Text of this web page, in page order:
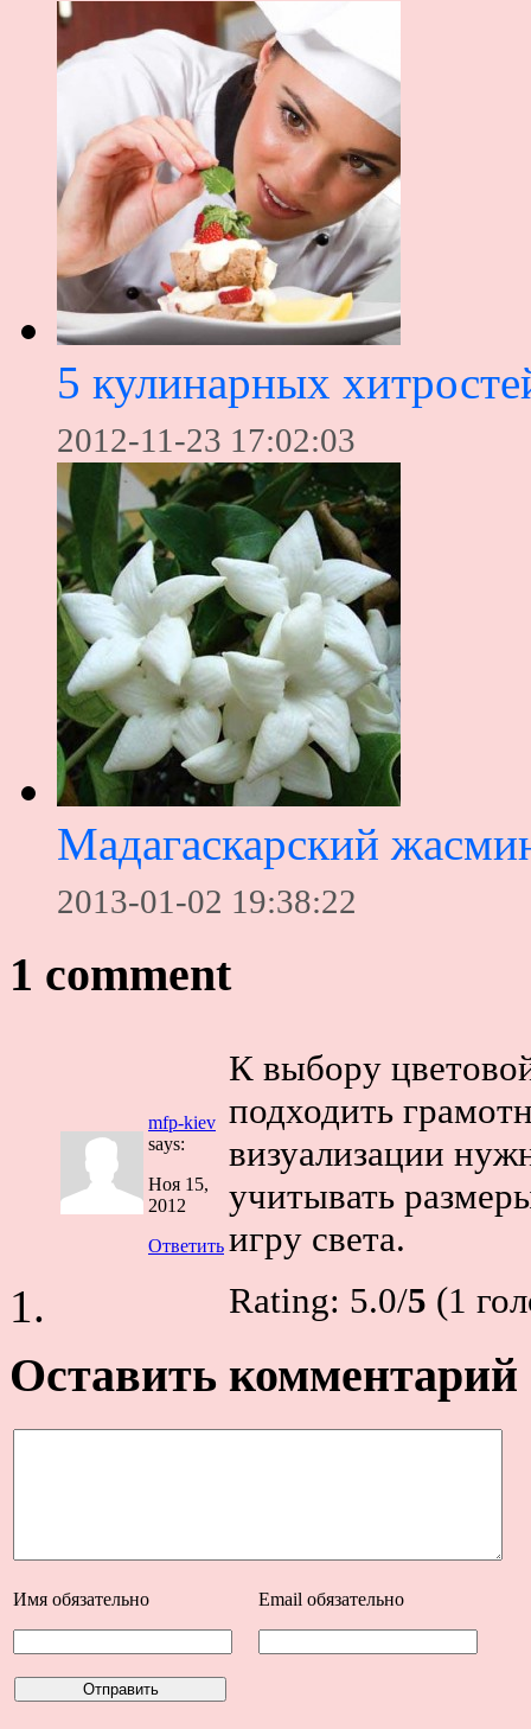
5 кулинарных
2012-11-23 17:02:03
Мадагаскарский
2013-01-02 19:38:22
1 comment
mfp-kiev
says:
Ноя 15,
2012
Ответить
К выбору
подходить
визуализации
учитывать
игру света.
Rating: 5.0/5 (1
Оставить комментарий
Имя обязательно Email обязательно